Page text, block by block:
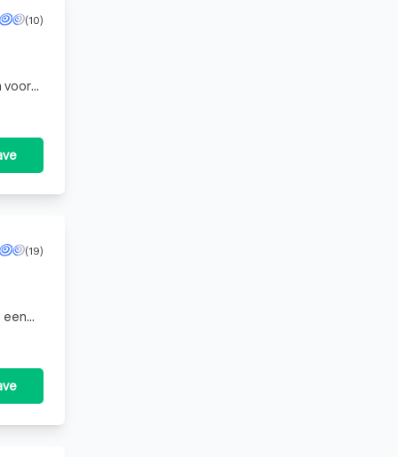
(10)
voor
(19)
een